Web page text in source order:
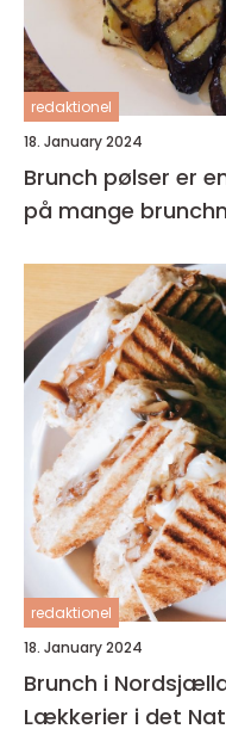
redaktionel
18. January 2024
Brunch pølser er
på mange
redaktionel
18. January 2024
Brunch i
Lækkerier i det